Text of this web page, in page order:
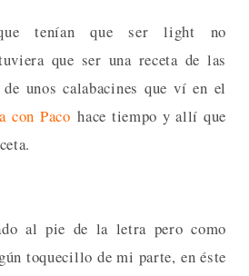
tenían que ser light no
que ser una receta de las
unos calabacines que ví en el
con Paco hace tiempo y allí que
al pie de la letra pero como
toquecillo de mi parte, en éste